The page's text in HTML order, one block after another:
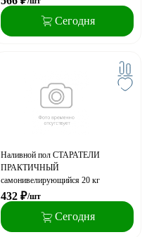
Сегодня
Наливной пол СТАРАТЕЛИ
ПРАКТИЧНЫЙ
самонивелирующийся 20 кг
432 ₽/шт
Сегодня